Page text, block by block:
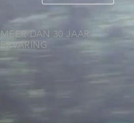
MEER DAN 30 JAAR
ERVARING